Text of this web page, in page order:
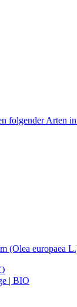
folgender Arten
(Olea europaea
| BIO